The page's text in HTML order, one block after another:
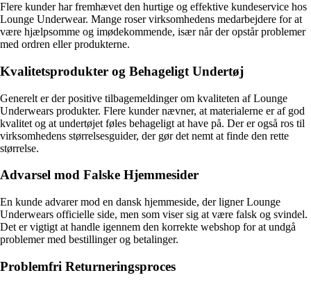
Flere kunder har fremhævet den hurtige og effektive kundeservice hos
Lounge Underwear. Mange roser virksomhedens medarbejdere for at
være hjælpsomme og imødekommende, især når der opstår problemer
med ordren eller produkterne.
Kvalitetsprodukter og Behageligt Undertøj
Generelt er der positive tilbagemeldinger om kvaliteten af Lounge
Underwears produkter. Flere kunder nævner, at materialerne er af god
kvalitet og at undertøjet føles behageligt at have på. Der er også ros til
virksomhedens størrelsesguider, der gør det nemt at finde den rette
størrelse.
Advarsel mod Falske Hjemmesider
En kunde advarer mod en dansk hjemmeside, der ligner Lounge
Underwears officielle side, men som viser sig at være falsk og svindel.
Det er vigtigt at handle igennem den korrekte webshop for at undgå
problemer med bestillinger og betalinger.
Problemfri Returneringsproces